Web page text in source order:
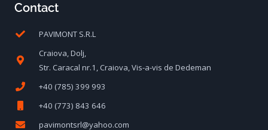
Contact
PAVIMONT S.R.L
Craiova, Dolj,
Str. Caracal nr.1, Craiova, Vis-a-vis de Dedeman
+40 (785) 399 993
+40 (773) 843 646
pavimontsrl@yahoo.com